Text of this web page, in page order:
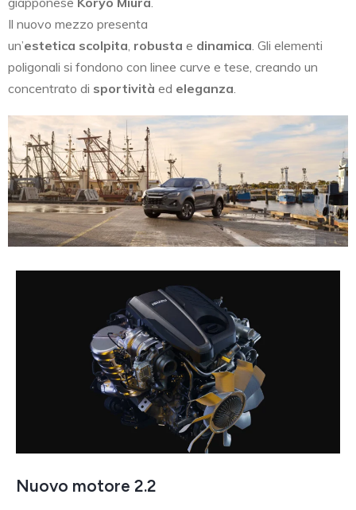
Il nuovo mezzo presenta
un’estetica scolpita robusta e dinamica . Gli elementi
poligonali si fondono con linee curve e tese, creando un
concentrato di sportività ed eleganza
Nuovo motore 2.2